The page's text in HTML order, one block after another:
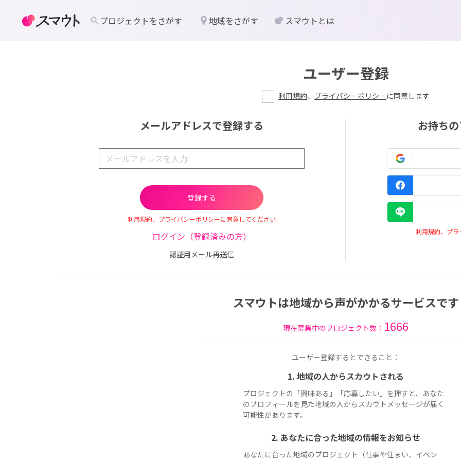
ユーザー登録
利用規約、 プライバシーポリシーに同意します
メールアドレスで登録する
利用規約、プライバシーポリシーに同意してください
ログイン（登録済みの方）
認証用メール再送信
お持ち
利用規約、プ
スマウトは地域から声がかかるサービスです
現在募集中のプロジェクト数： 1666
ユーザー登録するとできること：
1. 地域の人からスカウトされる
プロジェクトの「興味ある」「応募したい」を押すと、あなた
のプロフィールを見た地域の人からスカウトメッセージが届く
可能性があります。
2. あなたに合った地域の情報をお知らせ
あなたに合った地域のプロジェクト（仕事や住まい、イベン
プロジェクトをさがす 地域をさがす スマウトとは